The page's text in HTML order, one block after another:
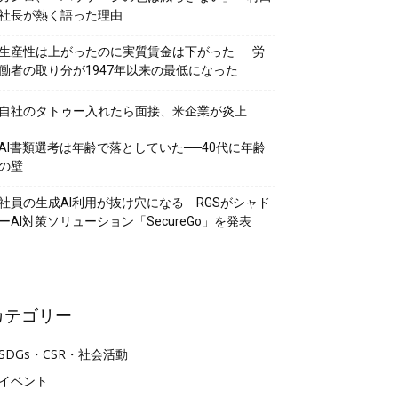
長が熱く語った理由
産性は上がったのに実質賃金は下がった──労
者の取り分が1947年以来の最低になった
社のタトゥー入れたら面接、米企業が炎上
書類選考は年齢で落としていた──40代に年齢
壁
員の生成AI利用が抜け穴になる RGSがシャド
AI対策ソリューション「SecureGo」を発表
テゴリー
・CSR・社会活動
ベント